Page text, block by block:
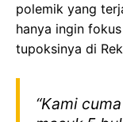
polemik yang
hanya ingin
tupoksinya di
“Kami